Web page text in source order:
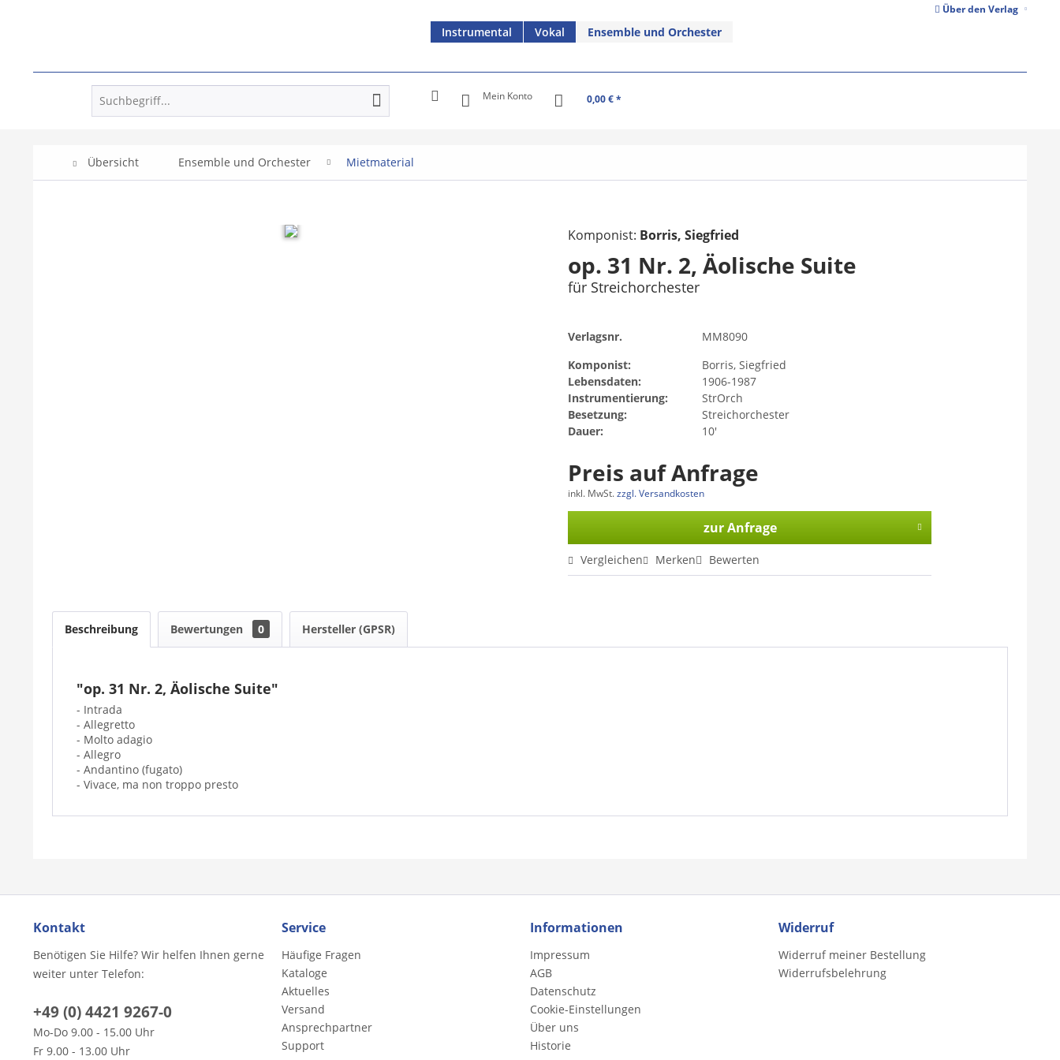
Über den Verlag
Instrumental Vokal Ensemble und Orchester
Mein Konto 0,00 € *
Übersicht Ensemble und Orchester Mietmaterial
Komponist: Borris, Siegfried
op. 31 Nr. 2, Äolische Suite
für Streichorchester
Verlagsnr.
MM8090
Komponist:
Borris, Siegfried
Lebensdaten:
1906-1987
Instrumentierung:
StrOrch
Besetzung:
Streichorchester
Dauer:
10'
Preis auf Anfrage
inkl. MwSt.zzgl. Versandkosten
zur Anfrage
Vergleichen Merken Bewerten
Beschreibung Bewertungen 0 Hersteller (GPSR)
"op. 31 Nr. 2, Äolische Suite"
- Intrada
- Allegretto
- Molto adagio
- Allegro
- Andantino (fugato)
- Vivace, ma non troppo presto
Kontakt
Benötigen Sie Hilfe? Wir helfen Ihnen gerne
weiter unter Telefon:
+49 (0) 4421 9267-0
Mo-Do 9.00 - 15.00 Uhr
Fr 9.00 - 13.00 Uhr
Service
Häufige Fragen
Kataloge
Aktuelles
Versand
Ansprechpartner
Support
Informationen
Impressum
AGB
Datenschutz
Cookie-Einstellungen
Über uns
Historie
Widerruf
Widerruf meiner Bestellung
Widerrufsbelehrung